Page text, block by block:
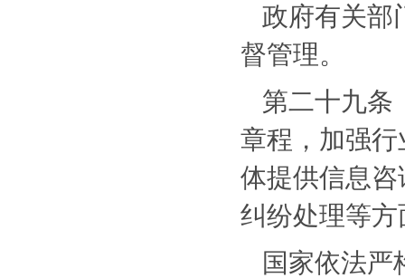
政府有关部
督管理。
第二十九
章程，加强
体提供信息
纠纷处理等
国家依法严